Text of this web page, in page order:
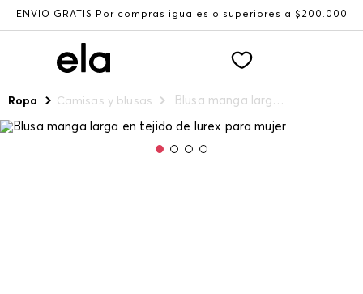
ENVÍO GRATIS Por compras iguales o superiores a $200.000
Ropa Camisas y blusas Blusa manga larga en tejido de lurex para mujer